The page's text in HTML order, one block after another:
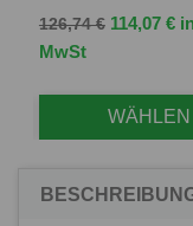
Verkaufspreis
126,74 € Preis
114,07 €
MwSt
WÄHLEN